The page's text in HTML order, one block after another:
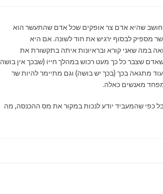
חושב שהיא אדם צר אופקים שכל אדם שהתעשר הוא
מספיק לבסוף ירגיש את חוד לשונה. אם היא
רואה במה שאני קורא ובראיונות איתה בתקשורת את
שאדם שצבר כל כך מעט רכוש במהלך חייו (שבכך אין בושה
מתגאה בכך (בכך יש בושה) וגם מתיימר להיות שר
מפחד מאנשים כאלה.
אבל כפי שהמעביד יודע לנכות במקור את מס ההכנסה, מה